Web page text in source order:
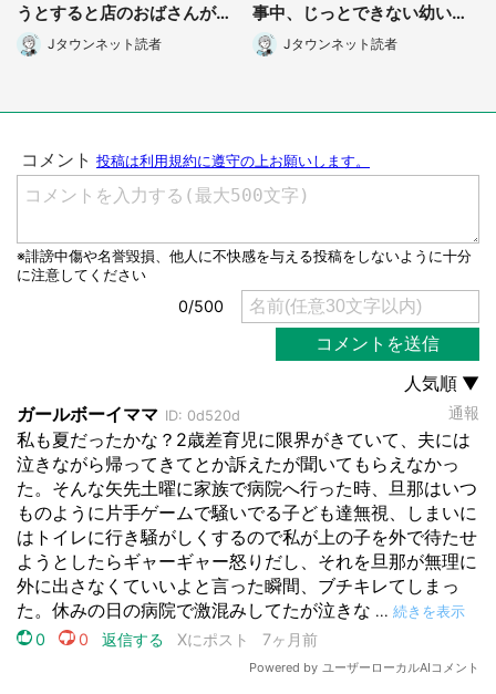
都道府選択
選択する
うとすると店のおばさんが
『お兄ちゃん...』」（千葉
県・70歳以上男性）
Jタウンネット読者
事中、じっとできない幼い息
子に中年の男性客が...」（東
京都・40代男性）
Jタウンネット読者